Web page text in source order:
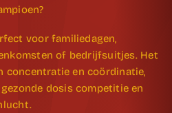
voor familiedagen,
of bedrijfsuitjes. Het
concentratie en coördinatie,
dosis competitie en